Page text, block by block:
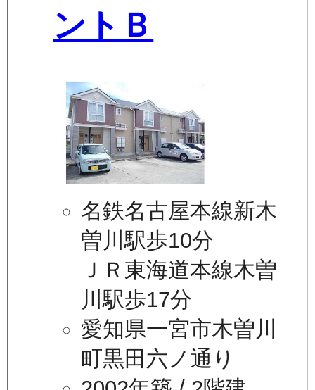
ントＢ
名鉄名古屋本線新木
曽川駅歩10分
ＪＲ東海道本線木曽
川駅歩17分
愛知県一宮市木曽川
町黒田六ノ通り